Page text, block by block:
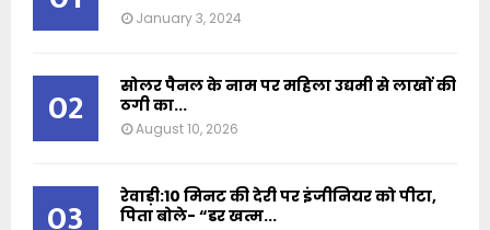
January 3, 2024
02
सोलर पैनल के नाम पर महिला उद्यमी से लाखों की
ठगी का...
August 10, 2026
03
रेवाड़ी:10 मिनट की देरी पर इंजीनियर को पीटा,
पिता बोले- “डर खत्म...